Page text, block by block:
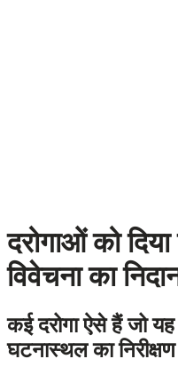
दरोगाओं को
विवेचना का
कई दरोगा ऐसे हैं जो
घटनास्थल का